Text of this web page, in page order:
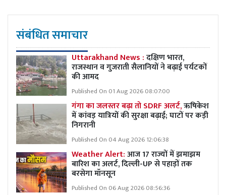
संबंधित समाचार
Uttarakhand News :दक्षिण भारत,
राजस्थान व गुजराती सैलानियों ने बढ़ाई पर्यटकों
की आमद
Published On 01 Aug 2026 08:07:00
गंगा का जलस्तर बढ़ा तो SDRF अलर्ट,ऋषिकेश
में कांवड़ यात्रियों की सुरक्षा बढ़ाई; घाटों पर कड़ी
निगरानी
Published On 04 Aug 2026 12:06:38
Weather Alert:आज 17 राज्यों में झमाझम
बारिश का अलर्ट, दिल्ली-UP से पहाड़ों तक
बरसेगा मॉनसून
Published On 06 Aug 2026 08:56:36